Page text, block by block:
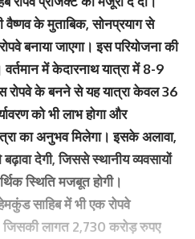
वैष्णव के मुताबिक, सोनप्रयाग से
बनाया जाएगा। इस परियोजना की
में केदारनाथ यात्रा में 8-9
के बनने से यह यात्रा केवल 36
को भी लाभ होगा और
का अनुभव मिलेगा। इसके अलावा,
देगी, जिससे स्थानीय व्यवसायों
स्थिति मजबूत होगी।
साहिब में भी एक रोपवे
जिसकी लागत 2,730 करोड़ रुपए